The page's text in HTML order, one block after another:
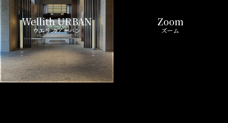
Wellith URBAN
ウエリスアーバン ズーム